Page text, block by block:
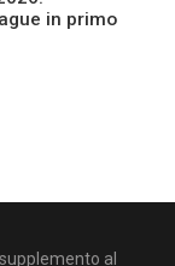
in primo
al